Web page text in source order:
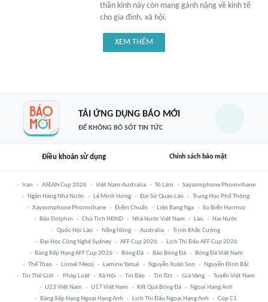
thần kinh này còn mang gánh nặng về kinh tế
cho gia đình, xã hội.
XEM THÊM
TẢI ỨNG DỤNG BÁO MỚI
ĐỂ KHÔNG BỎ SÓT TIN TỨC
Điều khoản sử dụng Chính sách bảo mật
Iran ASEAN Cup 2026 Việt Nam-Australia Tô Lâm
Saysomphone Phomvihane
Ngân Hàng Nhà Nước
Lê Minh Hưng Đại Sứ Quán Lào
Trung Học Phổ Thông
Xaysomphone Phomvihane
Điểm Chuẩn Liên Bang Nga
Eo Biển Hormuz
Bão Dolphin
Chủ Tịch HĐND Nhà Nước Việt Nam Lào
Hai Nước
Quốc Hội Lào
Nắng Nóng Australia
Trịnh Khắc Cường
Đại Học Công Nghệ Sydney
AFF Cup 2026
Lịch Thi Đấu AFF Cup 2026
Bảng Xếp Hạng AFF Cup 2026
Bóng Đá Báo Bóng Đá
Bóng Đá Việt Nam
Thể Thao
Lionel Messi Lamine Yamal Nguyễn Xuân Son
Nguyễn Đình Bắc
Tin Thế Giới
Pháp Luật Xã Hội Tin Bão Tin Tức Giá Vàng
Tuyển Việt Nam
U23 Việt Nam
U17 Việt Nam Kết Quả Bóng Đá
Ngoại Hạng Anh
Bảng Xếp Hạng Ngoại Hạng Anh
Lịch Thi Đấu Ngoại Hạng Anh Cúp C1